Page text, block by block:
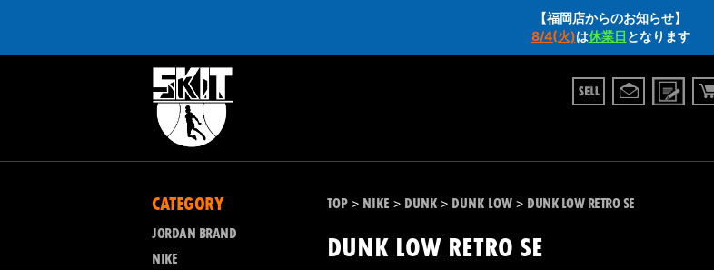
【福岡店からのお知らせ】
8/4(火)は休業日 となります
CATEGORY
JORDAN BRAND
NIKE
TOP > NIKE > DUNK > DUNK LOW > DUNK LOW RETRO SE
DUNK LOW RETRO SE